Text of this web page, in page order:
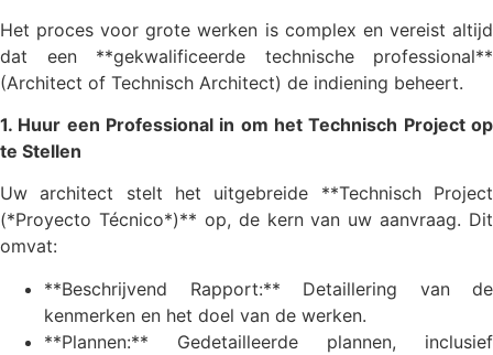
Het proces voor grote werken is complex en vereist altijd
dat een **gekwalificeerde technische professional**
(Architect of Technisch Architect) de indiening beheert.
1. Huur een Professional in om het Technisch Project op
te Stellen
Uw architect stelt het uitgebreide **Technisch Project
(*Proyecto Técnico*)** op, de kern van uw aanvraag. Dit
omvat:
**Beschrijvend Rapport:** Detaillering van de
kenmerken en het doel van de werken.
**Plannen:** Gedetailleerde plannen, inclusief